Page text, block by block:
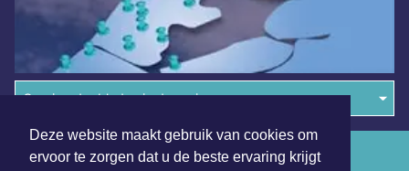
Deze website maakt gebruik van cookies om
ervoor te zorgen dat u de beste ervaring krijgt
Overige dagbladen in de regio
Algemene voorwaarden